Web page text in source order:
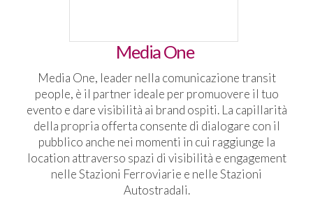
Media One
Media One, leader nella comunicazione transit
people, è il partner ideale per promuovere il tuo
evento e dare visibilità ai brand ospiti. La capillarità
della propria offerta consente di dialogare con il
pubblico anche nei momenti in cui raggiunge la
location attraverso spazi di visibilità e engagement
nelle Stazioni Ferroviarie e nelle Stazioni
Autostradali.